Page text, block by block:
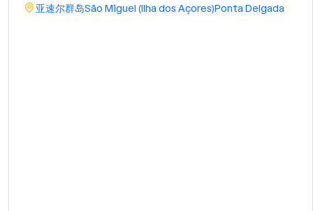
亚速尔群岛São Miguel (Ilha dos Açores)Ponta Delgada